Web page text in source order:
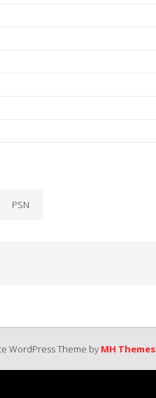
PSN
WordPress Theme by MH Themes